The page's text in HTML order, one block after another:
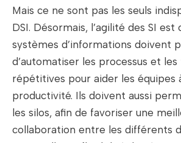
Mais ce ne sont pas les seuls
DSI. Désormais, l’agilité des SI est
systèmes d’informations doivent
d’automatiser les processus et les
répétitives pour aider les équipes
productivité. Ils doivent aussi
les silos, afin de favoriser une
collaboration entre les différents